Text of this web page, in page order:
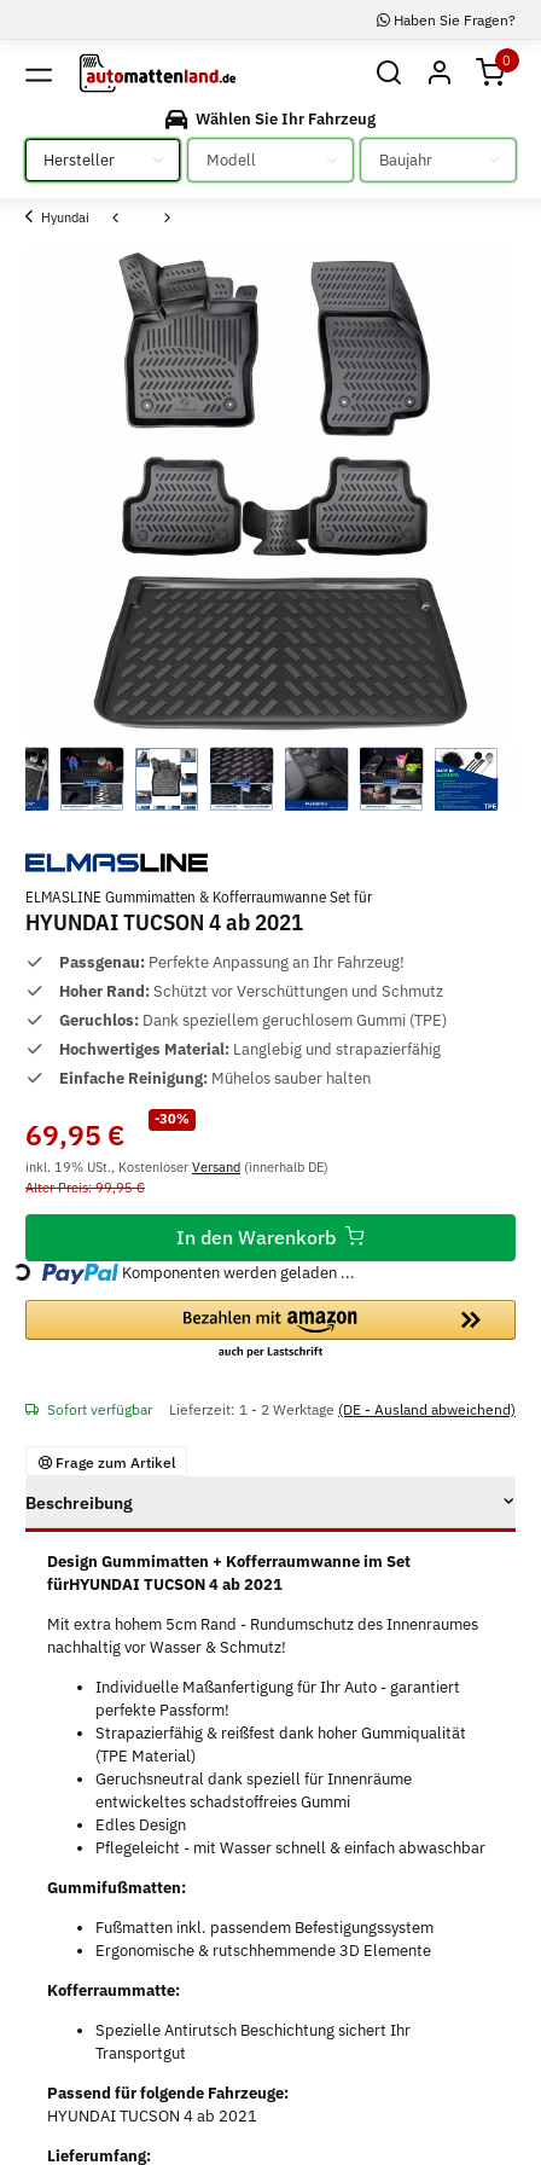
Haben Sie Fragen?
0
Wählen Sie Ihr Fahrzeug
Bitte auswählen
Bitte auswählen Bitte auswählen
Hyundai
ELMASLINE Gummimatten & Kofferraumwanne Set für
HYUNDAI TUCSON 4 ab 2021
Passgenau: Perfekte Anpassung an Ihr Fahrzeug!
Hoher Rand:Schützt vor Verschüttungen und Schmutz
Geruchlos: Dank speziellem geruchlosem Gummi (TPE)
Hochwertiges Material: Langlebig und strapazierfähig
Einfache Reinigung: Mühelos sauber halten
-30%
69,95 €
inkl. 19% USt., Kostenloser Versand (innerhalb DE)
Alter Preis: 99,95 €
In den Warenkorb
Loading... Komponenten werden geladen ...
Sofort verfügbar Lieferzeit: 1 - 2 Werktage (DE - Ausland abweichend)
Frage zum Artikel
Beschreibung
Design Gummimatten + Kofferraumwanne im Set
fürHYUNDAI TUCSON 4 ab 2021
Mit extra hohem 5cm Rand - Rundumschutz des Innenraumes
nachhaltig vor Wasser & Schmutz!
Individuelle Maßanfertigung für Ihr Auto - garantiert
perfekte Passform!
Strapazierfähig & reißfest dank hoher Gummiqualität
(TPE Material)
Geruchsneutral dank speziell für Innenräume
entwickeltes schadstoffreies Gummi
Edles Design
Pflegeleicht - mit Wasser schnell & einfach abwaschbar
Gummifußmatten:
Fußmatten inkl. passendem Befestigungssystem
Ergonomische & rutschhemmende 3D Elemente
Kofferraummatte:
Spezielle Antirutsch Beschichtung sichert Ihr
Transportgut
Passend für folgende Fahrzeuge:
HYUNDAI TUCSON 4 ab 2021
Lieferumfang: